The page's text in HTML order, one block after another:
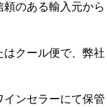
のある輸入元から
クール便で、弊社
ンセラーにて保管